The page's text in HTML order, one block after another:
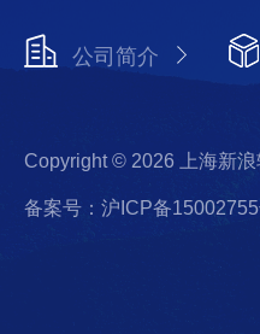
公司简介
Copyright © 2026 上海新
备案号：沪ICP备